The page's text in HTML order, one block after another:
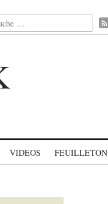
VIDEOS FEUILLETON